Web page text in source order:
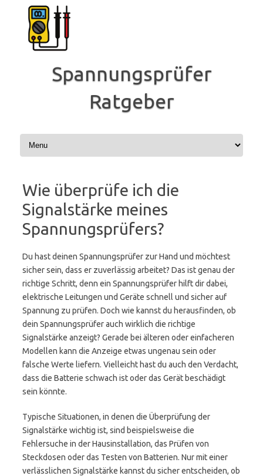
Inhalt
springen
Spannungsprüfer
Ratgeber
Wie überprüfe ich die
Signalstärke meines
Spannungsprüfers?
Du hast deinen Spannungsprüfer zur Hand und möchtest
sicher sein, dass er zuverlässig arbeitet? Das ist genau der
richtige Schritt, denn ein Spannungsprüfer hilft dir dabei,
elektrische Leitungen und Geräte schnell und sicher auf
Spannung zu prüfen. Doch wie kannst du herausfinden, ob
dein Spannungsprüfer auch wirklich die richtige
Signalstärke anzeigt? Gerade bei älteren oder einfacheren
Modellen kann die Anzeige etwas ungenau sein oder
falsche Werte liefern. Vielleicht hast du auch den Verdacht,
dass die Batterie schwach ist oder das Gerät beschädigt
sein könnte.
Typische Situationen, in denen die Überprüfung der
Signalstärke wichtig ist, sind beispielsweise die
Fehlersuche in der Hausinstallation, das Prüfen von
Steckdosen oder das Testen von Batterien. Nur mit einer
verlässlichen Signalstärke kannst du sicher entscheiden, ob